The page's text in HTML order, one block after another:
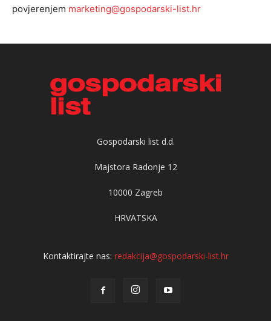
povjerenjem marketing@gospodarski-list.hr
Gospodarski list d.d.
Majstora Radonje 12
10000 Zagreb
HRVATSKA
Kontaktirajte nas: redakcija@gospodarski-list.hr